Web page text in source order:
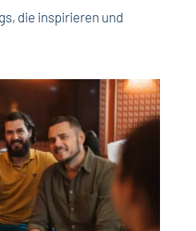
die inspirieren und